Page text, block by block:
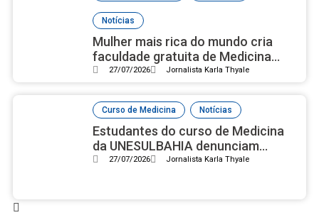
Notícias
Mulher mais rica do mundo cria
faculdade gratuita de Medicina
com campus luxuoso nos EUA
27/07/2026 Jornalista Karla Thyale
Curso de Medicina , Notícias
Estudantes do curso de Medicina
da UNESULBAHIA denunciam
assédio institucional e reprovações
27/07/2026 Jornalista Karla Thyale